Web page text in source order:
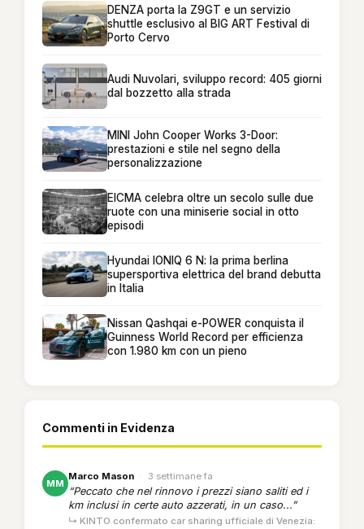
DENZA porta la Z9GT e un servizio
shuttle esclusivo al BIG ART Festival di
Porto Cervo
Audi Nuvolari, sviluppo record: 405 giorni
dal bozzetto alla strada
MINI John Cooper Works 3-Door:
prestazioni e stile nel segno della
personalizzazione
EICMA celebra oltre un secolo sulle due
ruote con una miniserie social in otto
episodi
Hyundai IONIQ 6 N: la prima berlina
supersportiva elettrica del brand debutta
in Italia
Nissan Qashqai e-POWER conquista il
Guinness World Record per efficienza
con 1.980 km con un pieno
Commenti in Evidenza
MM
Marco Mason · 3 settimane fa
“Peccato che nel rinnovo i prezzi siano saliti ed i
km inclusi in certe auto azzerati, in un caso...”
↳ KINTO confermato car sharing ufficiale di Venezia: